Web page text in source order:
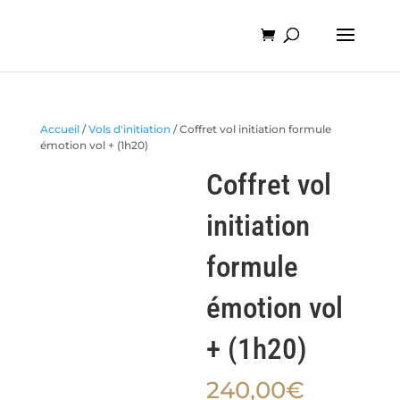
Accueil/Vols d'initiation/ Coffret vol initiation formule
émotion vol + (1h20)
Coffret vol
initiation
formule
émotion vol
+ (1h20)
240,00€